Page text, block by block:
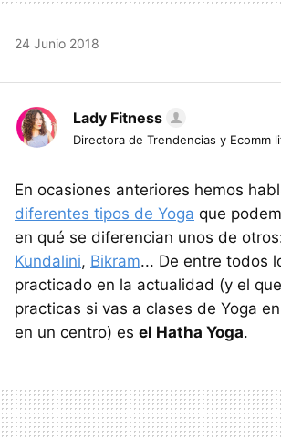
24 Junio 2018
Lady Fitness
Directora de Trendencias y Ecomm
En ocasiones anteriores hemos
diferentes tipos de Yoga que
en qué se diferencian unos de
Kundalini, Bikram... De entre todos
practicado en la actualidad (y el
practicas si vas a clases de Yoga
en un centro) es el Hatha Yoga.